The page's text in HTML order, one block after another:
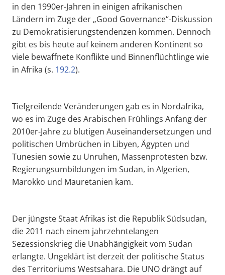
in den 1990er-Jahren in einigen afrikanischen
Ländern im Zuge der „Good Governance“-Diskussion
zu Demokratisierungstendenzen kommen. Dennoch
gibt es bis heute auf keinem anderen Kontinent so
viele bewaffnete Konflikte und Binnenflüchtlinge wie
in Afrika (s. 192.2).
Tiefgreifende Veränderungen gab es in Nordafrika,
wo es im Zuge des Arabischen Frühlings Anfang der
2010er-Jahre zu blutigen Auseinandersetzungen und
politischen Umbrüchen in Libyen, Ägypten und
Tunesien sowie zu Unruhen, Massenprotesten bzw.
Regierungsumbildungen im Sudan, in Algerien,
Marokko und Mauretanien kam.
Der jüngste Staat Afrikas ist die Republik Südsudan,
die 2011 nach einem jahrzehntelangen
Sezessionskrieg die Unabhängigkeit vom Sudan
erlangte. Ungeklärt ist derzeit der politische Status
des Territoriums Westsahara. Die UNO drängt auf